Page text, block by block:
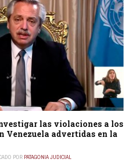
las violaciones a los
Venezuela advertidas en la
POR PATAGONIA JUDICIAL